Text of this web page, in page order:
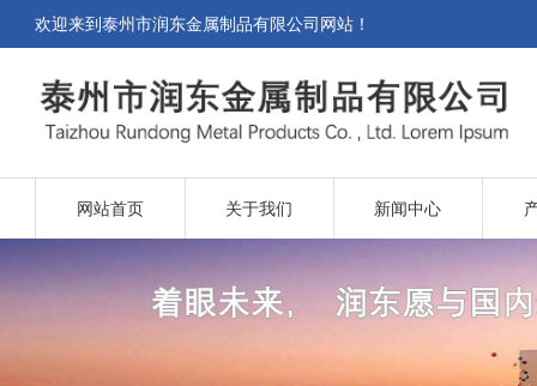
欢迎来到泰州市润东金属制品有限公司网站 ！
网站首页 关于我们 新闻中心